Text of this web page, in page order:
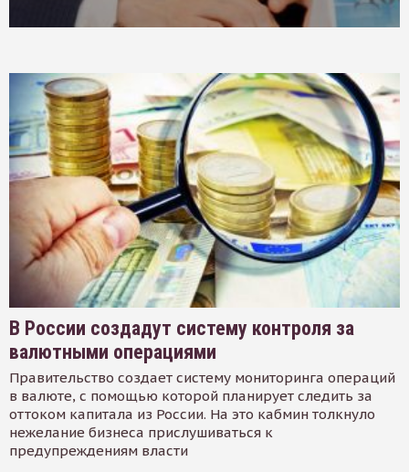
В России создадут систему контроля за
валютными операциями
Правительство создает систему мониторинга операций
в валюте, с помощью которой планирует следить за
оттоком капитала из России. На это кабмин толкнуло
нежелание бизнеса прислушиваться к
предупреждениям власти